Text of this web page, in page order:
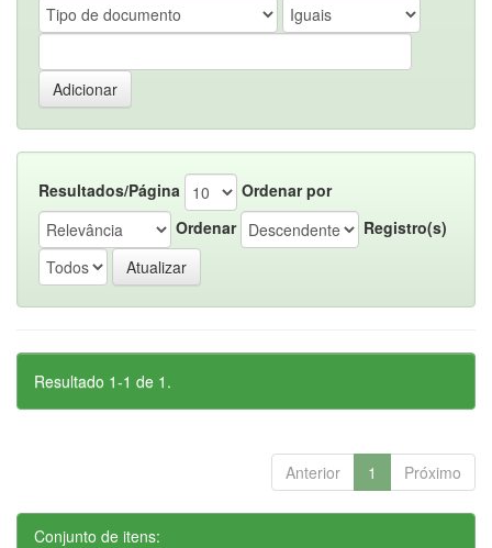
Resultados/Página
Ordenar por
Ordenar
Registro(s)
Resultado 1-1 de 1.
Anterior 1 Próximo
Conjunto de itens: